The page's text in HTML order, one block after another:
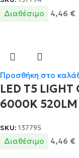
Διαθέσιμο 4,46 €
Προσθήκη στο
LED T5
6000K 520LM
SKU: 137795
Διαθέσιμο 4,46 €